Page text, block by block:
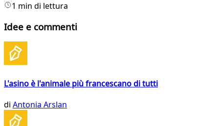
1 min di lettura
Idee e commenti
L'asino è l'animale più francescano di tutti
di Antonia Arslan